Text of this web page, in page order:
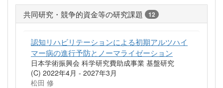
共同研究・競争的資金等の研究課題 12
認知リハビリテーションによる初期アルツハイ
マー病の進行予防とノーマライゼーション
日本学術振興会 科学研究費助成事業 基盤研究
(C) 2022年4月 - 2027年3月
松田 修